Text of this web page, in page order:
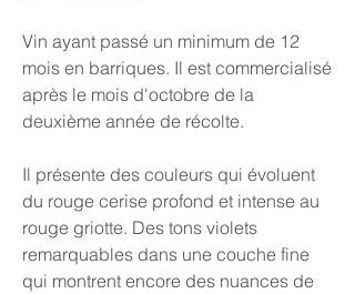
Vin ayant passé un minimum de 12
mois en barriques. Il est commercialisé
après le mois d'octobre de la
deuxième année de récolte.
Il présente des couleurs qui évoluent
du rouge cerise profond et intense au
rouge griotte. Des tons violets
remarquables dans une couche fine
qui montrent encore des nuances de